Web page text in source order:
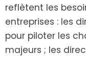
reflètent les
entreprises : les
pour piloter les
majeurs ; les